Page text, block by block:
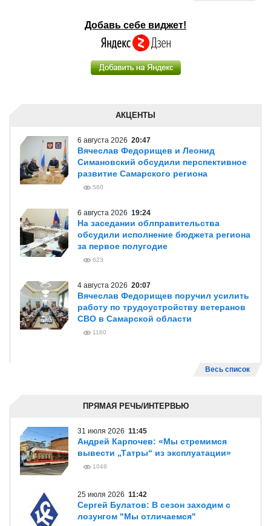
Добавь себе виджет!
АКЦЕНТЫ
6 августа 2026 20:47
Вячеслав Федорищев и Леонид
Симановский обсудили перспективное
развитие Самарского региона
560
6 августа 2026 19:24
На заседании облправительства
обсудили исполнение бюджета региона
за первое полугодие
623
4 августа 2026 20:07
Вячеслав Федорищев поручил усилить
работу по трудоустройству ветеранов
СВО в Самарской области
1160
Весь список
ПРЯМАЯ РЕЧЬ/ИНТЕРВЬЮ
31 июля 2026 11:45
Андрей Карпочев: «Мы стремимся
вывести „Татры“ из эксплуатации»
1048
25 июля 2026 11:42
Сергей Булатов: В сезон заходим с
лозунгом "Мы отличаемся"